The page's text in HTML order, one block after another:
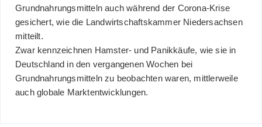
Grundnahrungsmitteln auch während der Corona-Krise
gesichert, wie die Landwirtschaftskammer Niedersachsen
mitteilt.
Zwar kennzeichnen Hamster- und Panikkäufe, wie sie in
Deutschland in den vergangenen Wochen bei
Grundnahrungsmitteln zu beobachten waren, mittlerweile
auch globale Marktentwicklungen.